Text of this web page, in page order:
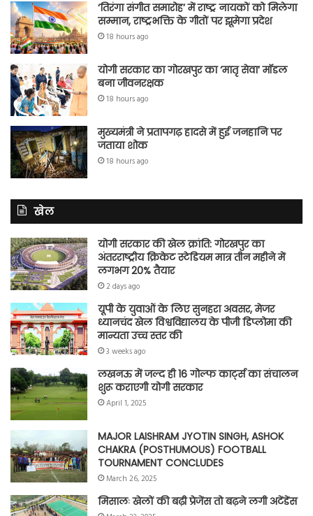
‘तिरंगा संगीत समारोह’ में राष्ट्र नायकों को मिलेगा
सम्मान, राष्ट्रभक्ति के गीतों पर झूमेगा प्रदेश
18 hours ago
योगी सरकार का गोरखपुर का ‘मातृ सेवा’ मॉडल
बना जीवनरक्षक
18 hours ago
मुख्यमंत्री ने प्रतापगढ़ हादसे में हुई जनहानि पर
जताया शोक
18 hours ago
खेल
योगी सरकार की खेल क्रांति: गोरखपुर का
अंतरराष्ट्रीय क्रिकेट स्टेडियम मात्र तीन महीने में
लगभग 20% तैयार
2 days ago
यूपी के युवाओं के लिए सुनहरा अवसर, मेजर
ध्यानचंद खेल विश्वविद्यालय के पीजी डिप्लोमा की
मान्यता उच्च स्तर की
3 weeks ago
लखनऊ में जल्द ही 16 गोल्फ कार्ट्स का संचालन
शुरू कराएगी योगी सरकार
April 1, 2025
MAJOR LAISHRAM JYOTIN SINGH, ASHOK
CHAKRA (POSTHUMOUS) FOOTBALL
TOURNAMENT CONCLUDES
March 26, 2025
मिसालः खेलों की बढ़ी प्रेजेंस तो बढ़ने लगी अटेंडेंस